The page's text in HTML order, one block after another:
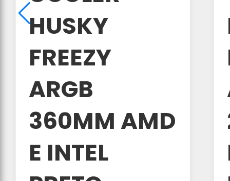
HUSKY
FREEZY
ARGB
360MM AMD
E INTEL